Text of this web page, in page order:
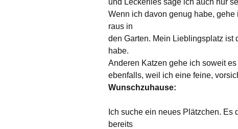
Wenn ich davon genug habe,
raus in
den Garten. Mein Lieblingsplatz ist
habe.
Anderen Katzen gehe ich soweit
ebenfalls, weil ich eine feine,
Wunschzuhause:
Ich suche ein neues Plätzchen.
bereits